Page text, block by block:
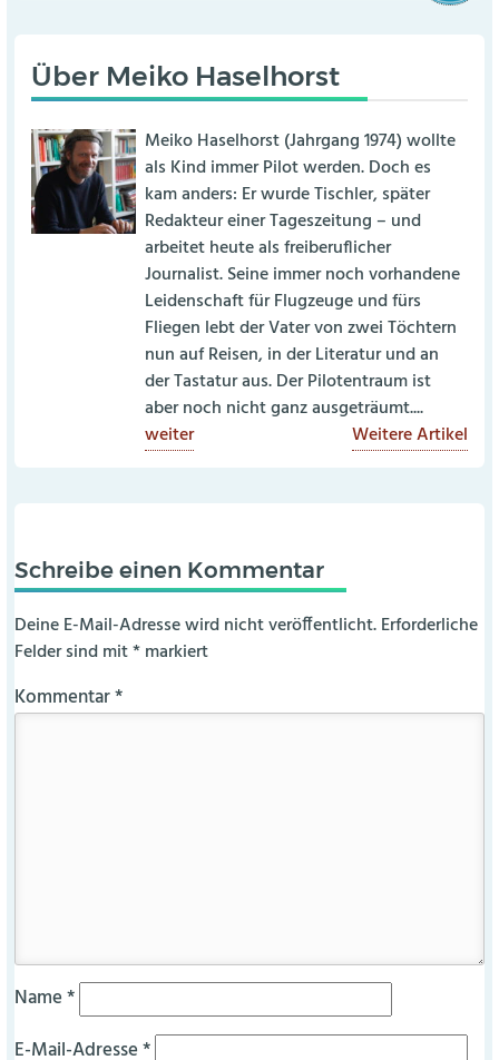
Über Meiko Haselhorst
Meiko Haselhorst (Jahrgang 1974) wollte
als Kind immer Pilot werden. Doch es
kam anders: Er wurde Tischler, später
Redakteur einer Tageszeitung – und
arbeitet heute als freiberuflicher
Journalist. Seine immer noch vorhandene
Leidenschaft für Flugzeuge und fürs
Fliegen lebt der Vater von zwei Töchtern
nun auf Reisen, in der Literatur und an
der Tastatur aus. Der Pilotentraum ist
aber noch nicht ganz ausgeträumt....
weiter
Weitere Artikel
Schreibe einen Kommentar
Deine E-Mail-Adresse wird nicht veröffentlicht. Erforderliche
Felder sind mit*markiert
Kommentar*
Name*
E-Mail-Adresse*